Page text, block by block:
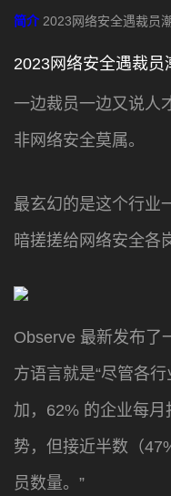
简介2023网络安全遇裁员
2023网络安全遇裁员
一边裁员一边又说人
非网络安全莫属。
最玄幻的是这个行业
暗搓搓给网络安全各
Observe 最新发布了
方语言就是“尽管各
加，62% 的企业每
势，但接近半数（
员数量。”